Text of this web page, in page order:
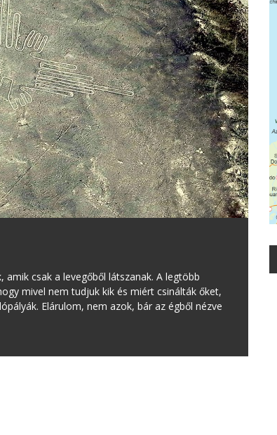
csak a levegőből látszanak. A legtöbb
mivel nem tudjuk kik és miért csinálták őket,
Elárulom, nem azok, bár az égből nézve